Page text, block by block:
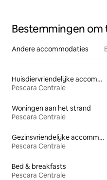
Bestemmingen om
Andere accommodaties
Huisdiervriendelijke accommodaties
Pescara Centrale
Woningen aan het strand
Pescara Centrale
Gezinsvriendelijke accommodaties
Pescara Centrale
Bed & breakfasts
Pescara Centrale